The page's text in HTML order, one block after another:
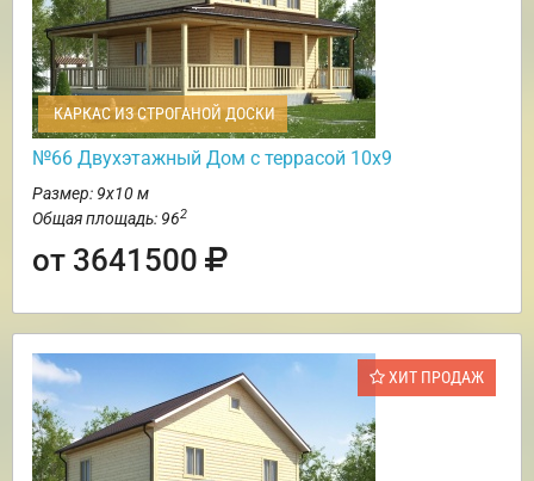
КАРКАС ИЗ СТРОГАНОЙ ДОСКИ
№66 Двухэтажный Дом с террасой 10х9
Размер: 9х10 м
Общая площадь: 962
от 3641500
ХИТ ПРОДАЖ